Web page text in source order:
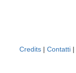
Credits | Contatti |